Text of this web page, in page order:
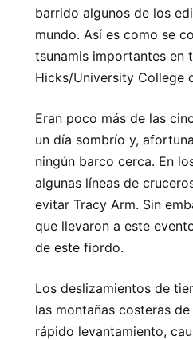
barrido algunos de los
mundo. Así es como se
tsunamis importantes en
Hicks/University College
Eran poco más de las
un día sombrío y,
ningún barco cerca. En
algunas líneas de
evitar Tracy Arm. Sin
que llevaron a este
de este fiordo.
Los deslizamientos de
las montañas costeras
rápido levantamiento,